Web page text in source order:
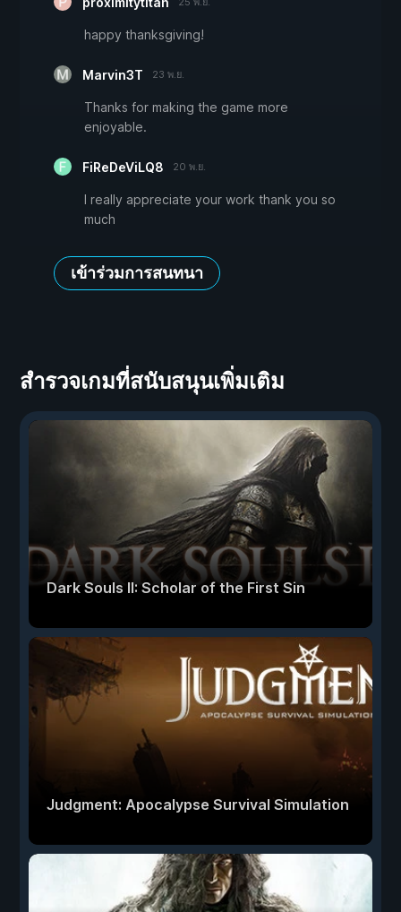
happy thanksgiving!
Marvin3T 23 พ.ย.
Thanks for making the game more
enjoyable.
FiReDeViLQ8 20 พ.ย.
I really appreciate your work thank you so
much
เข้าร่วมการสนทนา
สำรวจเกมที่สนับสนุนเพิ่มเติม
Dark Souls II: Scholar of the First Sin
Judgment: Apocalypse Survival Simulation